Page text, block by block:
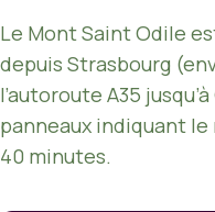
Le Mont Saint Odile
depuis Strasbourg
l’autoroute A35
panneaux indiquant
40 minutes.